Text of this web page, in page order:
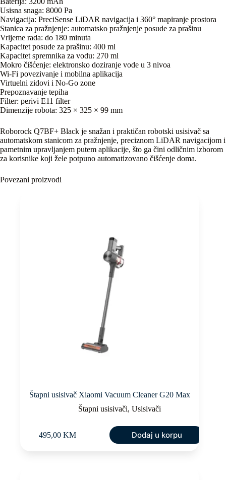
Usisna snaga: 8000 Pa
Navigacija: PreciSense LiDAR navigacija i 360° mapiranje prostora
Stanica za pražnjenje: automatsko pražnjenje posude za prašinu
Vrijeme rada: do 180 minuta
Kapacitet posude za prašinu: 400 ml
Kapacitet spremnika za vodu: 270 ml
Mokro čišćenje: elektronsko doziranje vode u 3 nivoa
Wi-Fi povezivanje i mobilna aplikacija
Virtuelni zidovi i No-Go zone
Prepoznavanje tepiha
Filter: perivi E11 filter
Dimenzije robota: 325 × 325 × 99 mm
Roborock Q7BF+ Black je snažan i praktičan robotski usisivač sa
automatskom stanicom za pražnjenje, preciznom LiDAR navigacijom i
pametnim upravljanjem putem aplikacije, što ga čini odličnim izborom
za korisnike koji žele potpuno automatizovano čišćenje doma.
Povezani proizvodi
Štapni usisivač Xiaomi Vacuum Cleaner G20 Max
Štapni usisivači,Usisivači
495,00 KM Dodaj u korpu